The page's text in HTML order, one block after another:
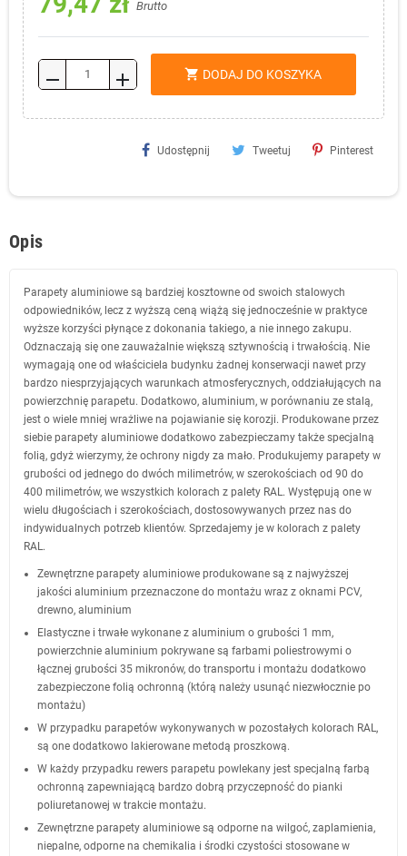
Brutto
remove add shopping_cart DODAJ DO KOSZYKA
Udostępnij Tweetuj Pinterest
Opis
Parapety aluminiowe są bardziej kosztowne od swoich stalowych
odpowiedników, lecz z wyższą ceną wiążą się jednocześnie w praktyce
wyższe korzyści płynące z dokonania takiego, a nie innego zakupu.
Odznaczają się one zauważalnie większą sztywnością i trwałością. Nie
wymagają one od właściciela budynku żadnej konserwacji nawet przy
bardzo niesprzyjających warunkach atmosferycznych, oddziałujących na
powierzchnię parapetu. Dodatkowo, aluminium, w porównaniu ze stalą,
jest o wiele mniej wrażliwe na pojawianie się korozji. Produkowane przez
siebie parapety aluminiowe dodatkowo zabezpieczamy także specjalną
folią, gdyż wierzymy, że ochrony nigdy za mało. Produkujemy parapety w
grubości od jednego do dwóch milimetrów, w szerokościach od 90 do
400 milimetrów, we wszystkich kolorach z palety RAL. Występują one w
wielu długościach i szerokościach, dostosowywanych przez nas do
indywidualnych potrzeb klientów. Sprzedajemy je w kolorach z palety
RAL.
Zewnętrzne parapety aluminiowe produkowane są z najwyższej
jakości aluminium przeznaczone do montażu wraz z oknami PCV,
drewno, aluminium
Elastyczne i trwałe wykonane z aluminium o grubości 1 mm,
powierzchnie aluminium pokrywane są farbami poliestrowymi o
łącznej grubości 35 mikronów, do transportu i montażu dodatkowo
zabezpieczone folią ochronną (którą należy usunąć niezwłocznie po
montażu)
W przypadku parapetów wykonywanych w pozostałych kolorach RAL,
są one dodatkowo lakierowane metodą proszkową.
W każdy przypadku rewers parapetu powlekany jest specjalną farbą
ochronną zapewniającą bardzo dobrą przyczepność do pianki
poliuretanowej w trakcie montażu.
Zewnętrzne parapety aluminiowe są odporne na wilgoć, zaplamienia,
niepalne, odporne na chemikalia i środki czystości stosowane w